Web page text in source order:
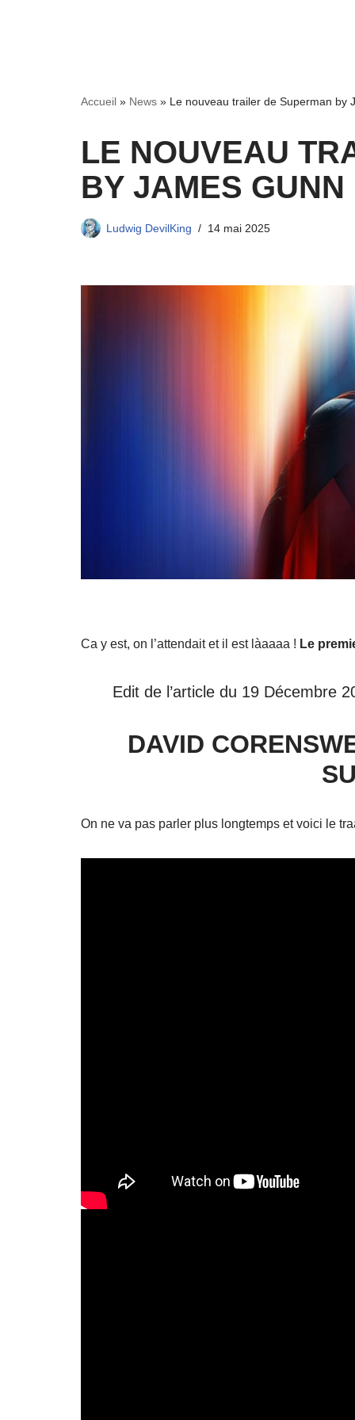
Accueil » News » Le nouveau trailer de Superman by
LE NOUVEAU
BY JAMES
Ludwig DevilKing 14 mai 2025
Ca y est, on l’attendait et il est làaaaa ! Le
Edit de l’article du 19 Décembre
DAVID
On ne va pas parler plus longtemps et voici le